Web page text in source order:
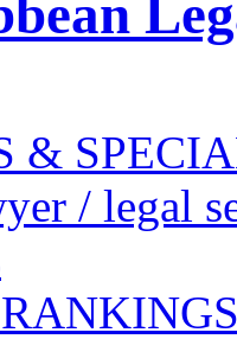
&
/ legal